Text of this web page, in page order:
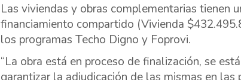
Las viviendas y obras complementarias tienen
financiamiento compartido (Vivienda
los programas Techo Digno y Foprovi.
“La obra está en proceso de finalización, se
garantizar la adjudicación de las mismas en las